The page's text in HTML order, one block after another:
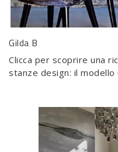
Gilda B
Clicca per scoprire una
stanze design: il